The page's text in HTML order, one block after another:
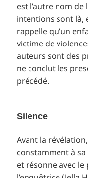
est l’autre nom
intentions sont là,
rappelle qu’un
victime de
auteurs sont des
ne conclut les
précédé.
Silence
Avant la
constamment à
et résonne avec le